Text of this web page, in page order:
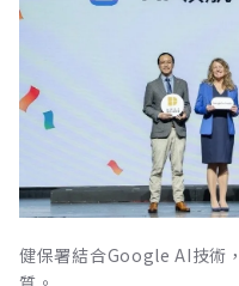
健保署結合Google AI技術